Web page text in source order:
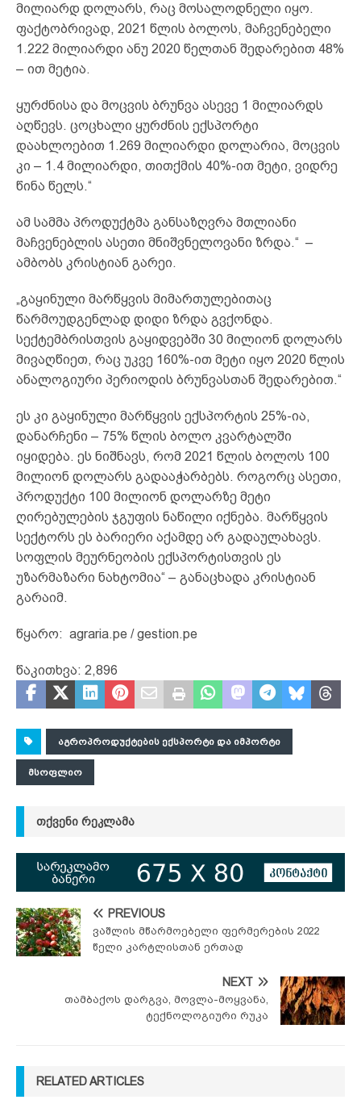
მილიარდ დოლარს, რაც მოსალოდნელი იყო.
ფაქტობრივად, 2021 წლის ბოლოს, მაჩვენებელი
1.222 მილიარდი ანუ 2020 წელთან შედარებით 48%
– ით მეტია.
ყურძნისა და მოცვის ბრუნვა ასევე 1 მილიარდს
აღწევს. ცოცხალი ყურძნის ექსპორტი
დაახლოებით 1.269 მილიარდი დოლარია, მოცვის
კი – 1.4 მილიარდი, თითქმის 40%-ით მეტი, ვიდრე
წინა წელს.“
ამ სამმა პროდუქტმა განსაზღვრა მთლიანი
მაჩვენებლის ასეთი მნიშვნელოვანი ზრდა.“ –
ამბობს კრისტიან გარეი.
„გაყინული მარწყვის მიმართულებითაც
წარმოუდგენლად დიდი ზრდა გვქონდა.
სექტემბრისთვის გაყიდვებში 30 მილიონ დოლარს
მივაღწიეთ, რაც უკვე 160%-ით მეტი იყო 2020 წლის
ანალოგიური პერიოდის ბრუნვასთან შედარებით.“
ეს კი გაყინული მარწყვის ექსპორტის 25%-ია,
დანარჩენი – 75% წლის ბოლო კვარტალში
იყიდება. ეს ნიშნავს, რომ 2021 წლის ბოლოს 100
მილიონ დოლარს გადააჭარბებს. როგორც ასეთი,
პროდუქტი 100 მილიონ დოლარზე მეტი
ღირებულების ჯგუფის ნაწილი იქნება. მარწყვის
სექტორს ეს ბარიერი აქამდე არ გადაულახავს.
სოფლის მეურნეობის ექსპორტისთვის ეს
უზარმაზარი ნახტომია“ – განაცხადა კრისტიან
გარაიმ.
წყარო: agraria.pe / gestion.pe
წაკითხვა: 2,896
ᲐᲒᲠᲝᲞᲠᲝᲓᲣᲥᲢᲔᲑᲘᲡ ᲔᲥᲡᲞᲝᲠᲢᲘ ᲓᲐ ᲘᲛᲞᲝᲠᲢᲘ
ᲛᲡᲝᲤᲚᲘᲝ
ᲗᲥᲕᲔᲜᲘ ᲠᲔᲙᲚᲐᲛᲐ
PREVIOUS
ვაშლის მწარმოებელი ფერმერების 2022
წელი კარტლისთან ერთად
NEXT
თამბაქოს დარგვა, მოვლა-მოყვანა,
ტექნოლოგიური რუკა
RELATED ARTICLES